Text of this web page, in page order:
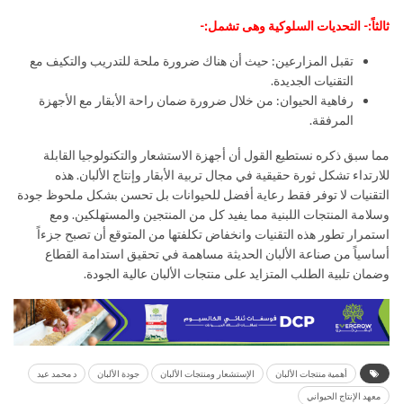
ثالثاً:- التحديات السلوكية وهى تشمل:-
تقبل المزارعين: حيث أن هناك ضرورة ملحة للتدريب والتكيف مع
التقنيات الجديدة.
رفاهية الحيوان: من خلال ضرورة ضمان راحة الأبقار مع الأجهزة
المرفقة.
مما سبق ذكره نستطيع القول أن أجهزة الاستشعار والتكنولوجيا القابلة
للارتداء تشكل ثورة حقيقية في مجال تربية الأبقار وإنتاج الألبان. هذه
التقنيات لا توفر فقط رعاية أفضل للحيوانات بل تحسن بشكل ملحوظ جودة
وسلامة المنتجات اللبنية مما يفيد كل من المنتجين والمستهلكين. ومع
استمرار تطور هذه التقنيات وانخفاض تكلفتها من المتوقع أن تصبح جزءاً
أساسياً من صناعة الألبان الحديثة مساهمة في تحقيق استدامة القطاع
وضمان تلبية الطلب المتزايد على منتجات الألبان عالية الجودة.
أهمية منتجات الألبان الإستشعار ومنتجات الألبان جودة الألبان د محمد عيد
معهد الإنتاج الحيواني